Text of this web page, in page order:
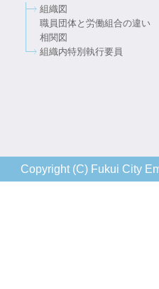
組織図
職員団体と労働組合の違い
相関図
組織内特別執行要員
Copyright (C) Fukui City